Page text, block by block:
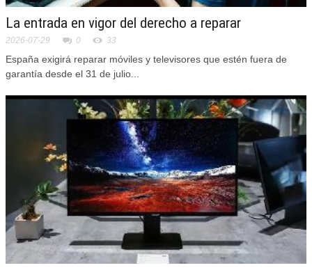
La entrada en vigor del derecho a reparar
2026-07-29 0 33
España exigirá reparar móviles y televisores que estén fuera de
garantía desde el 31 de julio...